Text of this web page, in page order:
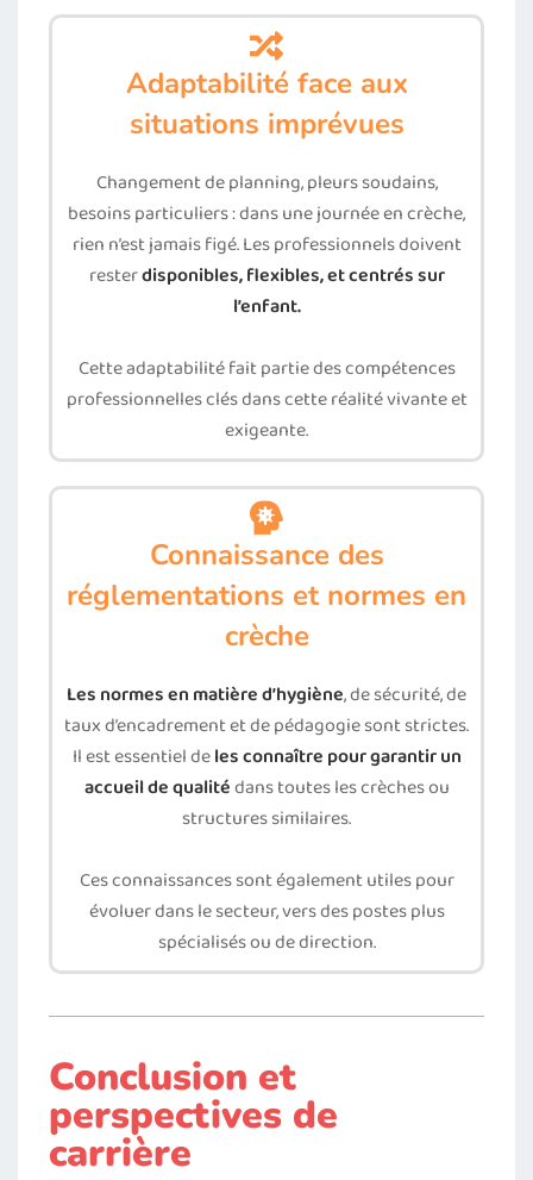
Adaptabilité face aux
situations imprévues
Changement de planning, pleurs soudains,
besoins particuliers : dans une journée en crèche,
rien n’est jamais figé. Les professionnels doivent
resterdisponibles, flexibles, et centrés sur
l’enfant.
Cette adaptabilité fait partie des compétences
professionnelles clés dans cette réalité vivante et
exigeante.
Connaissance des
réglementations et normes en
crèche
Les normes en matière d’hygiène, de sécurité, de
taux d’encadrement et de pédagogie sont strictes.
Il est essentiel deles connaître pour garantir un
accueil de qualitédans toutes les crèches ou
structures similaires.
Ces connaissances sont également utiles pour
évoluer dans le secteur, vers des postes plus
spécialisés ou de direction.
Conclusion et
perspectives de
carrière